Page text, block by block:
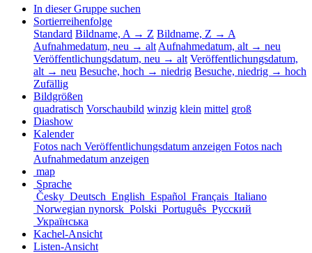
In dieser Gruppe suchen
Sortierreihenfolge
Standard Bildname, A → Z Bildname, Z → A
Aufnahmedatum, neu → alt Aufnahmedatum, alt → neu
Veröffentlichungsdatum, neu → alt Veröffentlichungsdatum,
alt → neu Besuche, hoch → niedrig Besuche, niedrig → hoch
Zufällig
Bildgrößen
quadratisch Vorschaubild winzig klein mittel groß
Diashow
Kalender
Fotos nach Veröffentlichungsdatum anzeigen Fotos nach
Aufnahmedatum anzeigen
map
Sprache
Česky Deutsch English Español Français Italiano
Norwegian nynorsk Polski Português Русский
Українська
Kachel-Ansicht
Listen-Ansicht